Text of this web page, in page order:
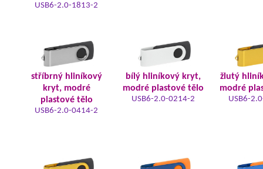
USB6-2.0-1813-2
stříbrný hliníkový
kryt, modré
plastové tělo
USB6-2.0-0414-2
bílý hliníkový kryt,
modré plastové tělo
USB6-2.0-0214-2
žlutý
modré
USB6-